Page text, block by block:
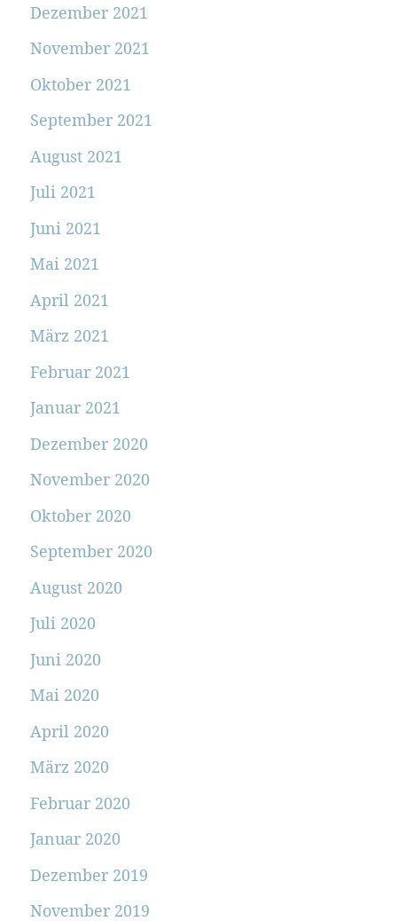
Dezember 2021
November 2021
Oktober 2021
September 2021
August 2021
Juli 2021
Juni 2021
Mai 2021
April 2021
März 2021
Februar 2021
Januar 2021
Dezember 2020
November 2020
Oktober 2020
September 2020
August 2020
Juli 2020
Juni 2020
Mai 2020
April 2020
März 2020
Februar 2020
Januar 2020
Dezember 2019
November 2019